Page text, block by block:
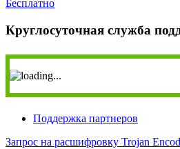
Бесплатно
Круглосуточная служба
Поддержка партнеров
Запрос на расшифровку Trojan